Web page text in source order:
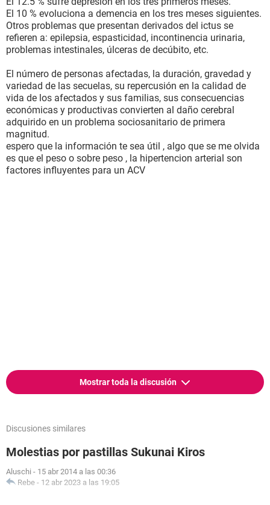
El 10 % evoluciona a demencia en los tres meses siguientes.
Otros problemas que presentan derivados del ictus se
refieren a: epilepsia, espasticidad, incontinencia urinaria,
problemas intestinales, úlceras de decúbito, etc.
El número de personas afectadas, la duración, gravedad y
variedad de las secuelas, su repercusión en la calidad de
vida de los afectados y sus familias, sus consecuencias
económicas y productivas convierten al daño cerebral
adquirido en un problema sociosanitario de primera
magnitud.
espero que la información te sea útil , algo que se me olvida
es que el peso o sobre peso , la hipertencion arterial son
factores influyentes para un ACV
Mostrar toda la discusión
Discusiones similares
Molestias por pastillas Sukunai Kiros
Aluschi - 15 abr 2014 a las 00:36
Rebe - 12 abr 2023 a las 19:05